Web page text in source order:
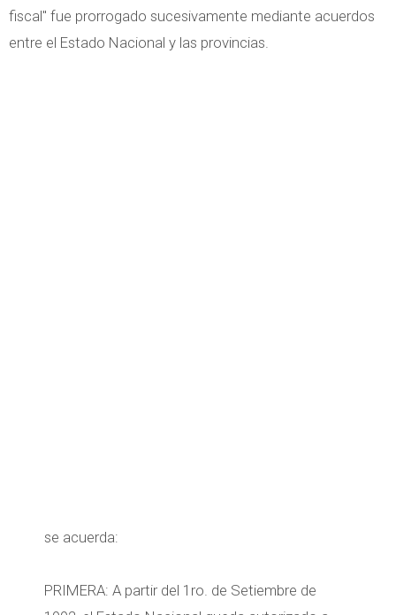
fiscal" fue prorrogado sucesivamente mediante acuerdos
entre el Estado Nacional y las provincias.
se acuerda:
PRIMERA: A partir del 1ro. de Setiembre de